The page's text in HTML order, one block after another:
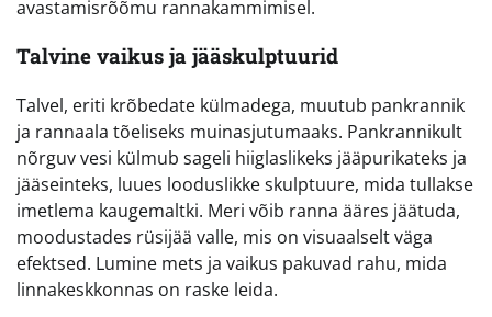
avastamisrõõmu rannakammimisel.
Talvine vaikus ja jääskulptuurid
Talvel, eriti krõbedate külmadega, muutub pankrannik
ja rannaala tõeliseks muinasjutumaaks. Pankrannikult
nõrguv vesi külmub sageli hiiglaslikeks jääpurikateks ja
jääseinteks, luues looduslikke skulptuure, mida tullakse
imetlema kaugemaltki. Meri võib ranna ääres jäätuda,
moodustades rüsijää valle, mis on visuaalselt väga
efektsed. Lumine mets ja vaikus pakuvad rahu, mida
linnakeskkonnas on raske leida.